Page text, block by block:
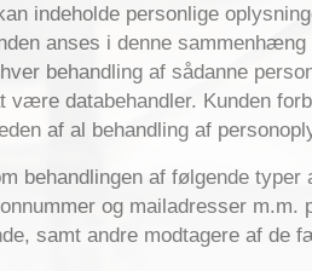
indeholde personlige
anses i denne
behandling af sådanne
være databehandler. Kunden
af al behandling af
behandlingen af følgende typer
og mailadresser m.m.
samt andre modtagere af de